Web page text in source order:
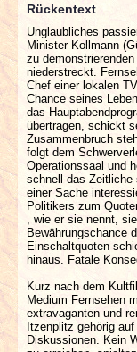
Rückentext
Unglaubliches
Minister Kollmann
zu
niederstreckt.
Chef einer lokalen
Chance seines
das
übertragen, schickt
Zusammenbruch
folgt dem
Operationssaal und
schnell das Zeitliche
einer Sache
Politikers zum
, wie er sie nennt,
Bewährungschance
Einschaltquoten
hinaus. Fatale
Kurz nach dem
Medium Fernsehen
extravaganten und
Itzenplitz gehörig
Diskussionen. Kein